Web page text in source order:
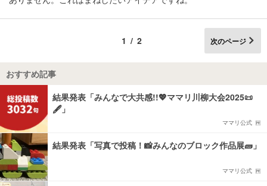
1/2 次のページ
おすすめ記事
結果発表「みんなで大共感!!💖ママリ川柳大会2025📜
🖋️」
ママリ公式
結果発表「写真で投稿！📸みんなのブロック作品展🧱」
ママリ公式